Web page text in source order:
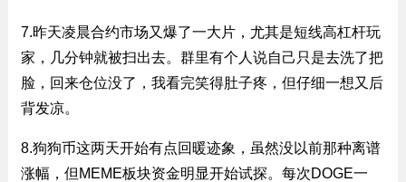
7.昨天凌晨合约市场又爆了一大片，尤其是短线高杠杆玩
家，几分钟就被扫出去。群里有个人说自己只是去洗了把
脸，回来仓位没了，我看完笑得肚子疼，但仔细一想又后
背发凉。
8.狗狗币这两天开始有点回暖迹象，虽然没以前那种离谱
涨幅，但MEME板块资金明显开始试探。每次DOGE一